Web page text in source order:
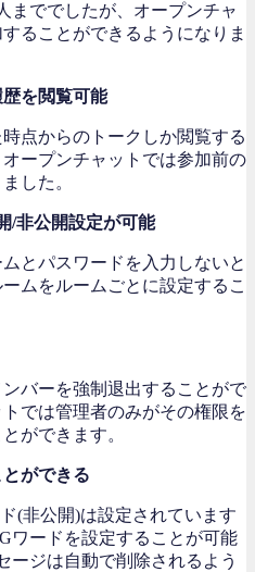
まででしたが、オープンチャ
ることができるようになりま
を閲覧可能
点からのトークしか閲覧する
ープンチャットでは参加前の
した。
/非公開設定が可能
とパスワードを入力しないと
ムをルームごとに設定するこ
バーを強制退出することがで
では管理者のみがその権限を
ができます。
ができる
(非公開)は設定されています
ワードを設定することが可能
ージは自動で削除されるよう